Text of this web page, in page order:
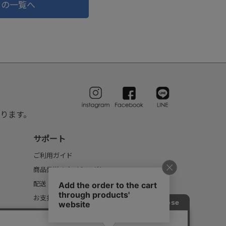
一覧へ
ます。
サポート
ご利用ガイド
商品発送のタイミングについて
配送・送料について
お支払いについて
返品・交換について